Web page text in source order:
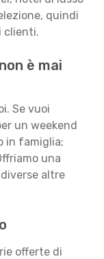
quindi
clienti.
è mai
Se vuoi
un weekend
in famiglia;
una
altre
offerte di